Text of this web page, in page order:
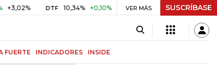
DTF 10,34% +0,10% +0,98% UVR $ 416,96 +$ 0,05
VER MÁS SUSCRÍBASE
FUERTE INDICADORES INSIDE